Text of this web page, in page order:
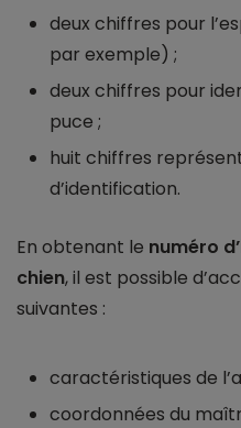
deux chiffres pour
par exemple) ;
deux chiffres pour
puce ;
huit chiffres
d’identification.
En obtenant le numéro
chien, il est possible
suivantes :
caractéristiques de
coordonnées du